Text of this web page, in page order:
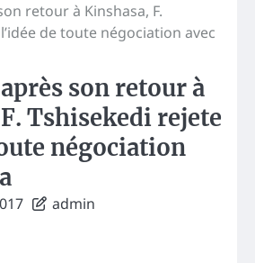
retour à Kinshasa, F.
de toute négociation avec
son retour à
Tshisekedi rejete
négociation
admin